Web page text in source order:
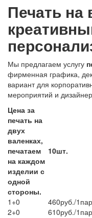
Печать
Мы предлагаем услугу
фирменная графика,
вариант для
мероприятий и
Цена за
печать на
двух
валенках,
печатаем
на каждом
изделии с
одной
стороны.
10шт.
1+0 460руб./
2+0
610руб./